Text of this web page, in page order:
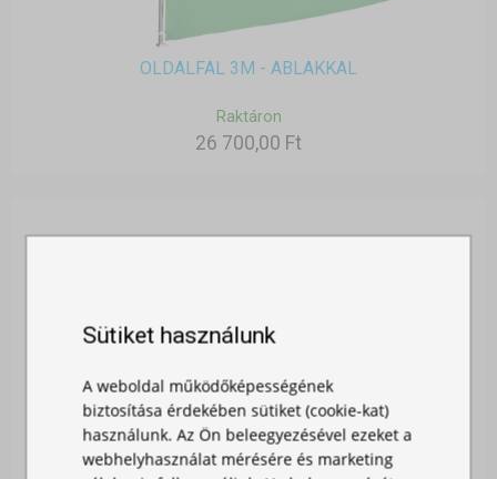
OLDALFAL 3M - ABLAKKAL
Raktáron
26 700,00 Ft
Sütiket használunk
A weboldal működőképességének
biztosítása érdekében sütiket (cookie-kat)
használunk. Az Ön beleegyezésével ezeket a
webhelyhasználat mérésére és marketing